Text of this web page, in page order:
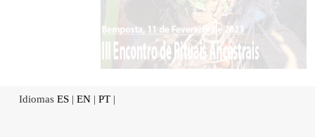
Idiomas ES | EN | PT |